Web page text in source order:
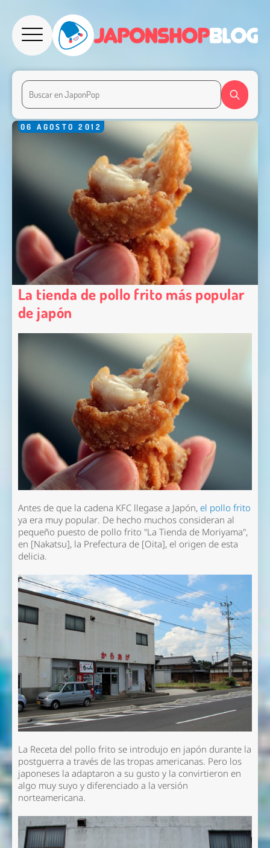
06 AGOSTO 2012
La tienda de pollo frito más popular
de japón
Antes de que la cadena KFC llegase a Japón,el pollo frito
ya era muy popular. De hecho muchos consideran al
pequeño puesto de pollo frito "La Tienda de Moriyama",
en [Nakatsu], la Prefectura de [Oita], el origen de esta
delicia.
La Receta del pollo frito se introdujo en japón durante la
postguerra a través de las tropas americanas. Pero los
japoneses la adaptaron a su gusto y la convirtieron en
algo muy suyo y diferenciado a la versión
norteamericana.